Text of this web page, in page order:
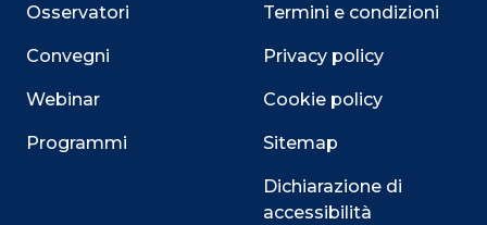
Osservatori
Convegni
Webinar
Programmi
Termini e condizioni
Privacy policy
Cookie policy
Sitemap
Dichiarazione di
accessibilità